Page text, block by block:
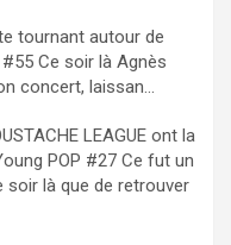
tournant autour de
#55 Ce soir là Agnès
concert, laissan...
LEAGUE ont la
POP #27 Ce fut un
soir là que de retrouver